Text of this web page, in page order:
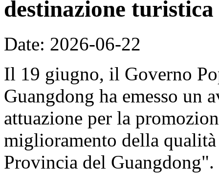
destinazione
Date: 2026-06-22
Il 19 giugno, il Governo
Guangdong ha emesso un
attuazione per la
miglioramento della
Provincia del Guangdong".